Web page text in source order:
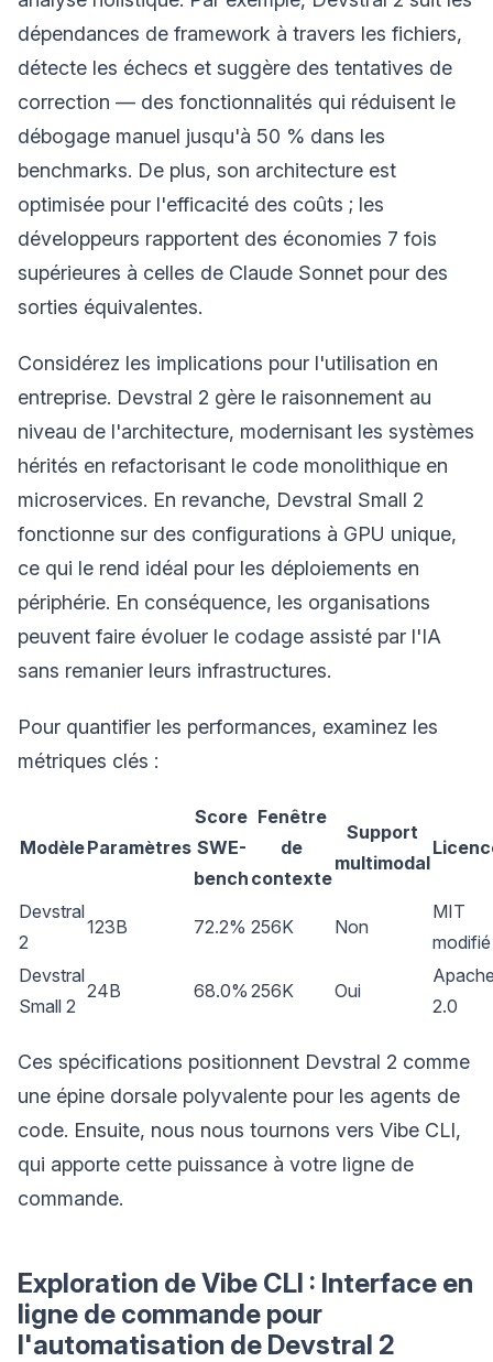
dépendances de framework à travers les fichiers,
détecte les échecs et suggère des tentatives de
correction — des fonctionnalités qui réduisent le
débogage manuel jusqu'à 50 % dans les
benchmarks. De plus, son architecture est
optimisée pour l'efficacité des coûts ; les
développeurs rapportent des économies 7 fois
supérieures à celles de Claude Sonnet pour des
sorties équivalentes.
Considérez les implications pour l'utilisation en
entreprise. Devstral 2 gère le raisonnement au
niveau de l'architecture, modernisant les systèmes
hérités en refactorisant le code monolithique en
microservices. En revanche, Devstral Small 2
fonctionne sur des configurations à GPU unique,
ce qui le rend idéal pour les déploiements en
périphérie. En conséquence, les organisations
peuvent faire évoluer le codage assisté par l'IA
sans remanier leurs infrastructures.
Pour quantifier les performances, examinez les
métriques clés :
ModèleParamètres
Score
SWE-
bench
Fenêtre
de
contexte
Support
multimodal
Devstral
2
123B 72.2% 256K Non
MIT
modifié
Devstral
Small 2
24B 68.0% 256K Oui
2.0
Ces spécifications positionnent Devstral 2 comme
une épine dorsale polyvalente pour les agents de
code. Ensuite, nous nous tournons vers Vibe CLI,
qui apporte cette puissance à votre ligne de
commande.
Exploration de Vibe CLI : Interface en
ligne de commande pour
l'automatisation de Devstral 2